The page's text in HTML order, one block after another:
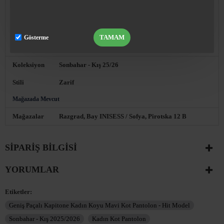
TAMAM
Gösterme
değiştirebilirsiniz. İletişim: BG ☎ 0896 892014
Koleksiyon Sonbahar - Kış 25/26
Stili Zarif
Mağazada Mevcut
Mağazalar Razgrad, Bay INISESS / Sofya, Pirotska 12 B
SIPARIŞ BILGISI
YORUMLAR
Etiketler:
Geniş Paçalı Kapitone Kadın Koyu Mavi Kot Pantolon - Hit Model
Sonbahar - Kış 2025/2026
Kadın Kot Pantolon